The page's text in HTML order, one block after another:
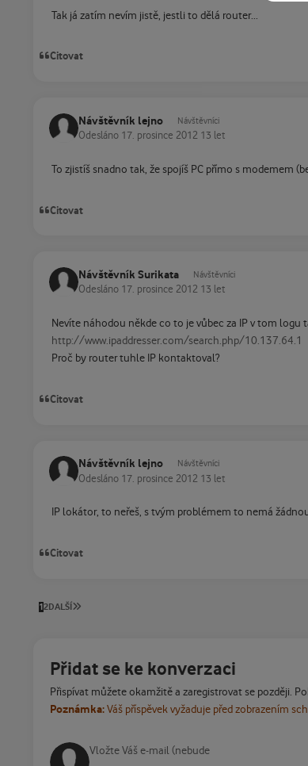
Tak já zatím nevím jistě, jestli to dělá router...
Citovat
Návštěvník lejno Návštěvníci
Odesláno 17. prosince 2012 13 let
To zjistíš snadno tak, že spojíš PC přímo s modemem
Citovat
Návštěvník Surikata Návštěvníci
Odesláno 17. prosince 2012 13 let
Nevíte náhodou někde co to je vůbec za IP v tom logu
http://www.ipaddresser.com/search.php/10.137.64.1
Proč by router tuhle IP kontaktoval?
Citovat
Návštěvník lejno Návštěvníci
Odesláno 17. prosince 2012 13 let
IP lokátor, to neřeš, s tvým problémem to nemá
Citovat
12DALŠÍ
Přidat se ke konverzaci
Přispívat můžete okamžitě a zaregistrovat se později.
Poznámka:Váš příspěvek vyžaduje před zobrazením